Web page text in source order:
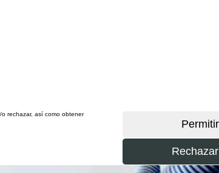
o rechazar, así como obtener